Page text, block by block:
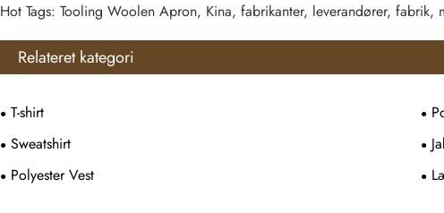
Hot Tags: Tooling Woolen Apron, Kina, fabrikanter, leverandører, fabrik,
Relateret kategori
T-shirt
Sweatshirt
Polyester Vest